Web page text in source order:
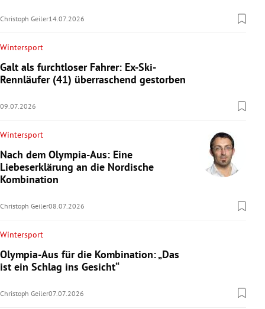
Christoph Geiler14.07.2026
Wintersport
Galt als furchtloser Fahrer: Ex-Ski-
Rennläufer (41) überraschend gestorben
09.07.2026
Wintersport
Nach dem Olympia-Aus: Eine
Liebeserklärung an die Nordische
Kombination
Christoph Geiler08.07.2026
Wintersport
Olympia-Aus für die Kombination: „Das
ist ein Schlag ins Gesicht“
Christoph Geiler07.07.2026